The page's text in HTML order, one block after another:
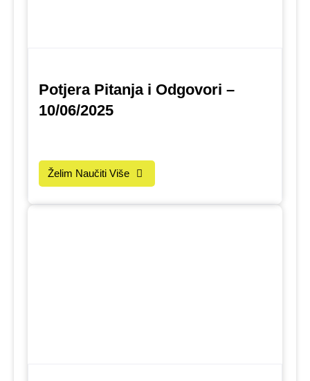
Potjera Pitanja i Odgovori –
10/06/2025
Želim Naučiti Više